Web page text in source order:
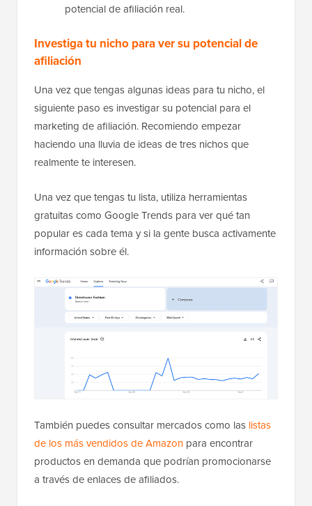
potencial de afiliación real.
Investiga tu nicho para ver su potencial de
afiliación
Una vez que tengas algunas ideas para tu nicho, el
siguiente paso es investigar su potencial para el
marketing de afiliación. Recomiendo empezar
haciendo una lluvia de ideas de tres nichos que
realmente te interesen.
Una vez que tengas tu lista, utiliza herramientas
gratuitas como Google Trends para ver qué tan
popular es cada tema y si la gente busca activamente
información sobre él.
También puedes consultar mercados como las listas
de los más vendidos de Amazon para encontrar
productos en demanda que podrían promocionarse
a través de enlaces de afiliados.